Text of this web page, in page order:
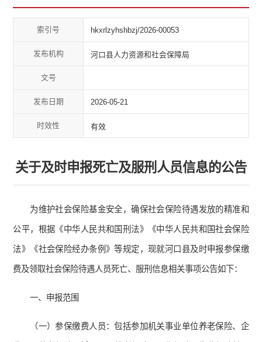
索引号 hkxrlzyhshbzj/2026-00053
发布机构 河口县人力资源和社会保障局
文号
发布日期 2026-05-21
时效性 有效
关于及时申报死亡及服刑人员信息的公告
为维护社会保险基金安全，确保社会保险待遇发放的精准和
公平，根据《中华人民共和国刑法》《中华人民共和国社会保险
法》《社会保险经办条例》等规定，现就河口县及时申报参保缴
费及领取社会保险待遇人员死亡、服刑信息相关事项公告如下：
一、申报范围
（一）参保缴费人员：包括参加机关事业单位养老保险、企